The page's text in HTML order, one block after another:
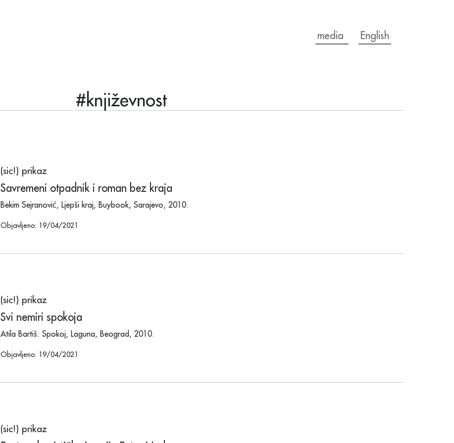
media English
#književnost
(sic!) prikaz
Savremeni otpadnik i roman bez kraja
Bekim Sejranović, Ljepši kraj, Buybook, Sarajevo, 2010.
Objavljeno: 19/04/2021
(sic!) prikaz
Svi nemiri spokoja
Atila Bartiš: Spokoj, Laguna, Beograd, 2010.
Objavljeno: 19/04/2021
(sic!) prikaz